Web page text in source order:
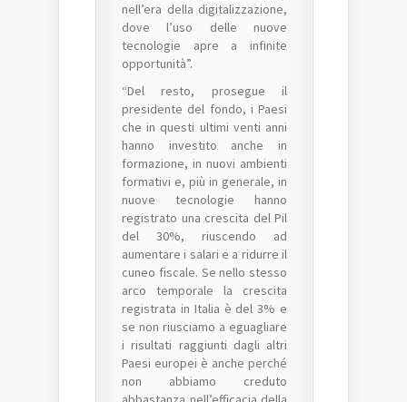
nell’era della digitalizzazione,
dove l’uso delle nuove
tecnologie apre a infinite
opportunità”.
“Del resto, prosegue il
presidente del fondo, i Paesi
che in questi ultimi venti anni
hanno investito anche in
formazione, in nuovi ambienti
formativi e, più in generale, in
nuove tecnologie hanno
registrato una crescita del Pil
del 30%, riuscendo ad
aumentare i salari e a ridurre il
cuneo fiscale. Se nello stesso
arco temporale la crescita
registrata in Italia è del 3% e
se non riusciamo a eguagliare
i risultati raggiunti dagli altri
Paesi europei è anche perché
non abbiamo creduto